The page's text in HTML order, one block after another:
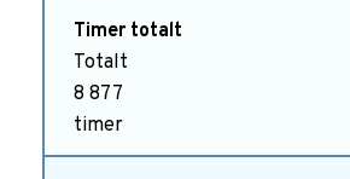
Totalt
8 877
timer